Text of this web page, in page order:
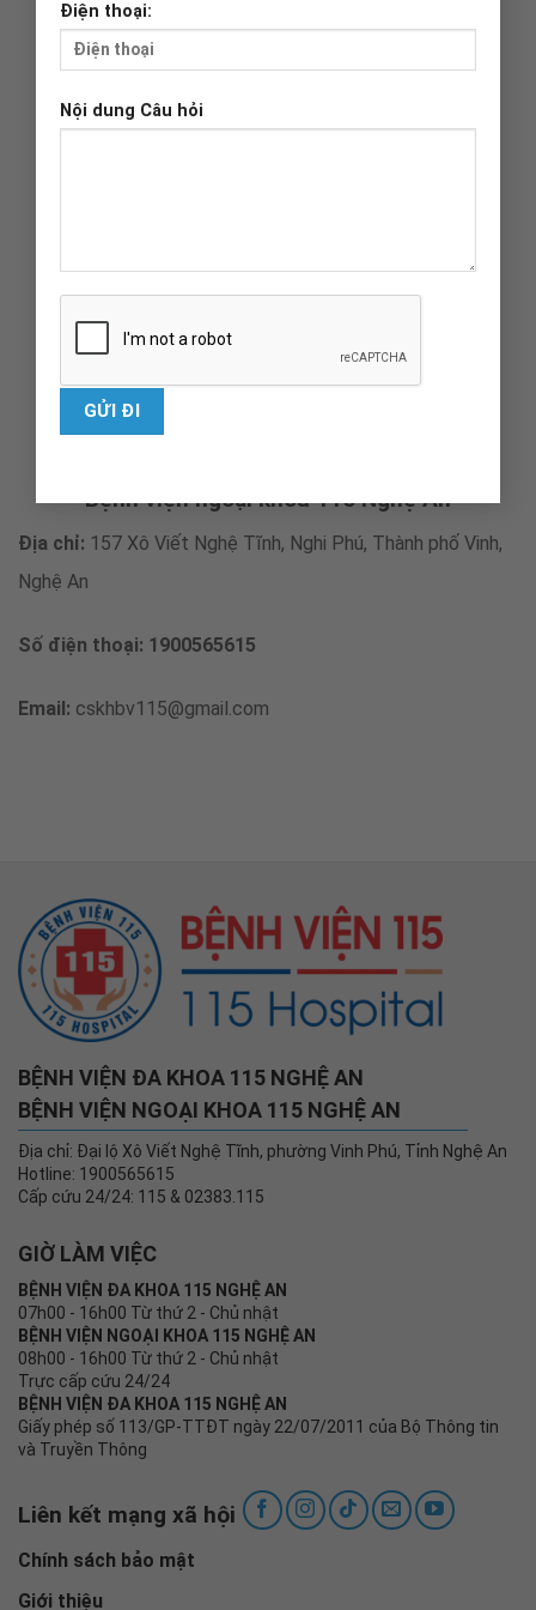
Điện thoại:
Nội dung Câu hỏi
Bệnh viện ngoại khoa 115 Nghệ An
Địa chỉ: 157 Xô Viết Nghệ Tĩnh, Nghi Phú, Thành phố Vinh,
Nghệ An
Số điện thoại: 1900565615
Email: cskhbv115@gmail.com
BỆNH VIỆN ĐA KHOA 115 NGHỆ AN
BỆNH VIỆN NGOẠI KHOA 115 NGHỆ AN
Địa chỉ: Đại lộ Xô Viết Nghệ Tĩnh, phường Vinh Phú, Tỉnh Nghệ An
Hotline: 1900565615
Cấp cứu 24/24: 115 & 02383.115
GIỜ LÀM VIỆC
BỆNH VIỆN ĐA KHOA 115 NGHỆ AN
07h00 - 16h00 Từ thứ 2 - Chủ nhật
BỆNH VIỆN NGOẠI KHOA 115 NGHỆ AN
08h00 - 16h00 Từ thứ 2 - Chủ nhật
Trực cấp cứu 24/24
BỆNH VIỆN ĐA KHOA 115 NGHỆ AN
Giấy phép số 113/GP-TTĐT ngày 22/07/2011 của Bộ Thông tin
và Truyền Thông
Liên kết mạng xã hội
Chính sách bảo mật
Giới thiệu